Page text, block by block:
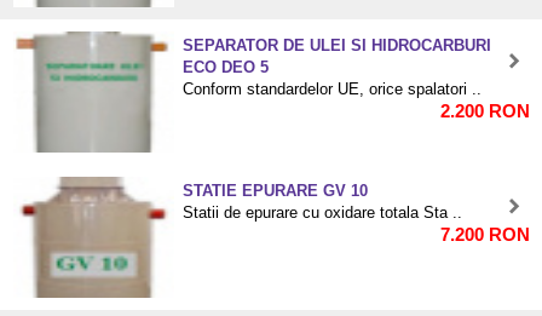
SEPARATOR DE ULEI SI HIDROCARBURI
ECO DEO 5
Conform standardelor UE, orice spalatori ..
2.200 RON
STATIE EPURARE GV 10
Statii de epurare cu oxidare totala Sta ..
7.200 RON